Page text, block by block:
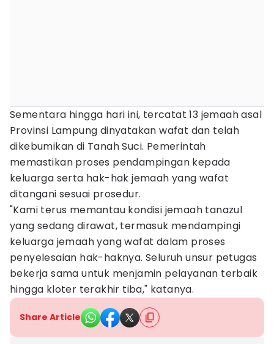
Sementara hingga hari ini, tercatat 13 jemaah asal
Provinsi Lampung dinyatakan wafat dan telah
dikebumikan di Tanah Suci. Pemerintah
memastikan proses pendampingan kepada
keluarga serta hak-hak jemaah yang wafat
ditangani sesuai prosedur.
"Kami terus memantau kondisi jemaah tanazul
yang sedang dirawat, termasuk mendampingi
keluarga jemaah yang wafat dalam proses
penyelesaian hak-haknya. Seluruh unsur petugas
bekerja sama untuk menjamin pelayanan terbaik
hingga kloter terakhir tiba," katanya.
Share Article